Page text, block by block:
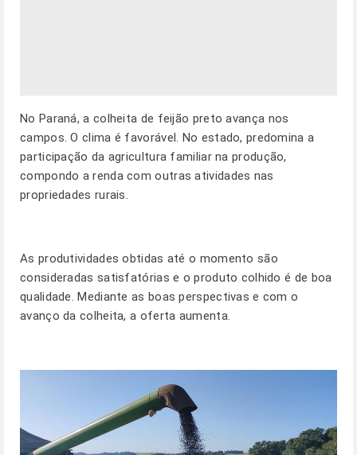
No Paraná, a colheita de feijão preto avança nos
campos. O clima é favorável. No estado, predomina a
participação da agricultura familiar na produção,
compondo a renda com outras atividades nas
propriedades rurais.
As produtividades obtidas até o momento são
consideradas satisfatórias e o produto colhido é de boa
qualidade. Mediante as boas perspectivas e com o
avanço da colheita, a oferta aumenta.